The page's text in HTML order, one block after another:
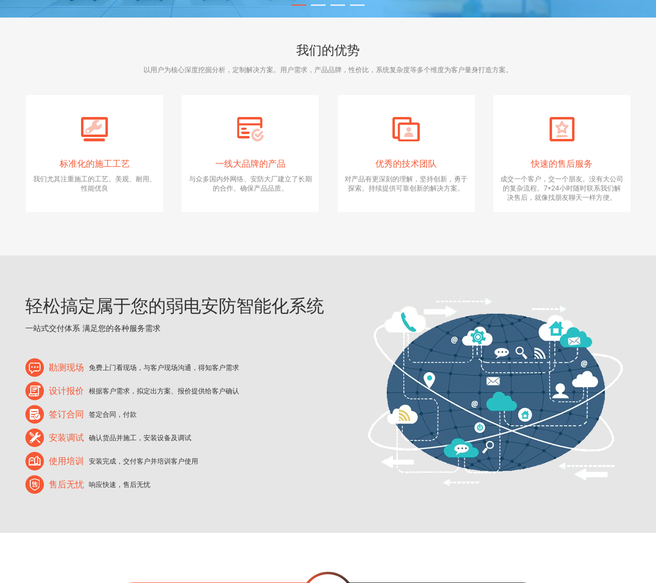
我们的优势
以用户为核心深度挖掘分析，定制解决方案。用户需求，产品品牌，性价比，系统复杂度等多个维度为客户量身打造方案。
标准化的施工工艺
我们尤其注重施工的工艺。美观、耐用、
性能优良
一线大品牌的产品
与众多国内外网络、安防大厂建立了长期
的合作。确保产品品质。
优秀的技术团队
对产品有更深刻的理解，坚持创新，勇于
探索。持续提供可靠创新的解决方案。
快速的售后服务
成交一个客户，交一个朋友。没有大公司
的复杂流程。7*24小时随时联系我们解
决售后，就像找朋友聊天一样方便。
轻松搞定属于您的弱电安防智能化系统
一站式交付体系 满足您的各种服务需求
勘测现场 免费上门看现场，与客户现场沟通，得知客户需求
设计报价 根据客户需求，拟定出方案、报价提供给客户确认
签订合同 签定合同，付款
安装调试 确认货品并施工，安装设备及调试
使用培训 安装完成，交付客户并培训客户使用
售后无忧 响应快速，售后无忧